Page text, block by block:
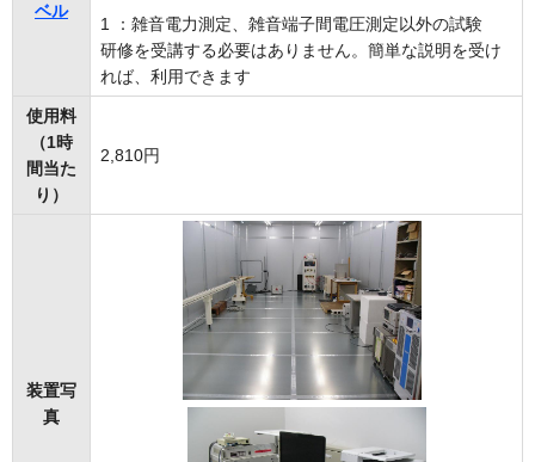
ベル
1 ：雑音電力測定、雑音端子間電圧測定以外の試験
研修を受講する必要はありません。簡単な説明を受け
れば、利用できます
使用料
（1時
間当た
り）
2,810円
装置写
真